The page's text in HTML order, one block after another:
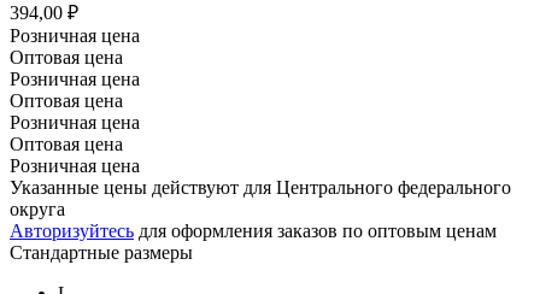
394,00 ₽
Розничная цена
Оптовая цена
Розничная цена
Оптовая цена
Розничная цена
Оптовая цена
Розничная цена
Указанные цены действуют для Центрального федерального
округа
Авторизуйтесь для оформления заказов по оптовым ценам
Стандартные размеры